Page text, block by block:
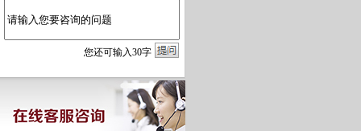
您还可输入30字